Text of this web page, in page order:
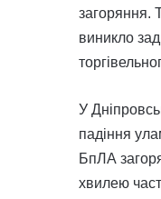
загоряння.
виникло
У
падіння
БпЛА
хвилею